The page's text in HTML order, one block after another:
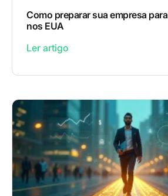
Como preparar sua empresa
nos EUA
Ler artigo